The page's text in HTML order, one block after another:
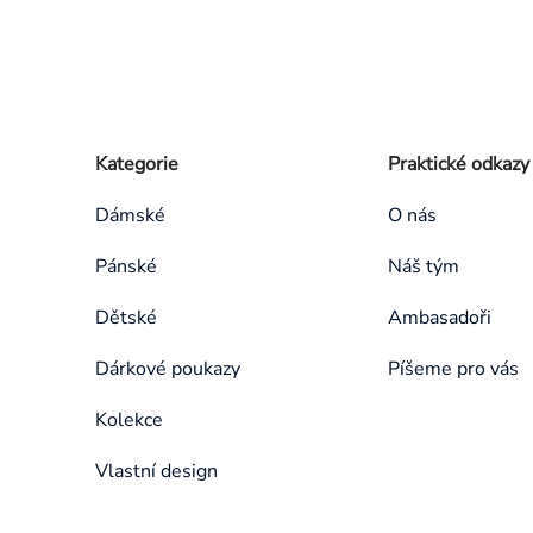
kategorie
Kategorie
Dámské
Pánské
Dětské
Dárkové poukazy
Kolekce
Vlastní design
Praktické odkazy
O nás
Náš tým
Ambasadoři
Píšeme pro vás